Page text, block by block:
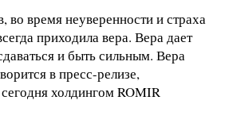
во время неуверенности и страха
приходила вера. Вера дает
и быть сильным. Вера
в пресс-релизе,
холдингом ROMIR